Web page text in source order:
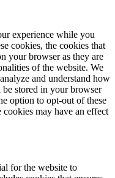
experience while you
cookies, the cookies that
your browser as they are
of the website. We
and understand how
stored in your browser
option to opt-out of these
may have an effect
for the website to